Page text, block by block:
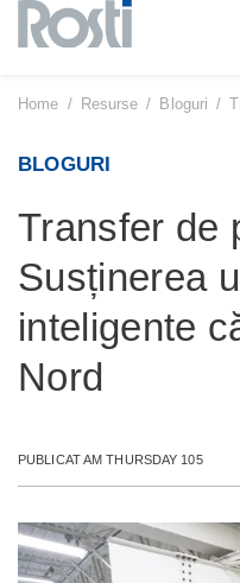
Sari
conținut
Home / Resurse / Bloguri /
BLOGURI
Transfer de
Susținerea
inteligente
Nord
PUBLICAT AM THURSDAY 105